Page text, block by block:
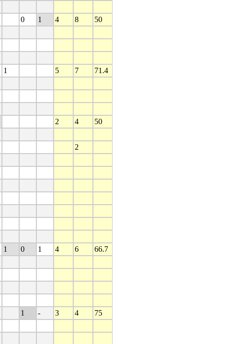
0 1 4 8
50
1 5 7
71.4
2 4
50
2
1 0 1 4 6
66.7
1 - 3 4
75